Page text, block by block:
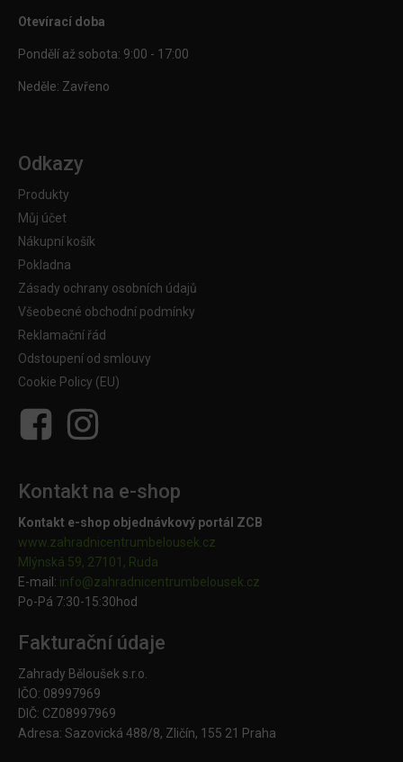
Otevírací doba
Pondělí až sobota: 9:00 - 17:00
Neděle: Zavřeno
Odkazy
Produkty
Můj účet
Nákupní košík
Pokladna
Zásady ochrany osobních údajů
Všeobecné obchodní podmínky
Reklamační řád
Odstoupení od smlouvy
Cookie Policy (EU)
Kontakt na e-shop
Kontakt e-shop objednávkový portál ZCB
www.zahradnicentrumbelousek.cz
Mlýnská 59, 27101, Ruda
E-mail: info@zahradnicentrumbelousek.cz
Po-Pá 7:30-15:30hod
Fakturační údaje
Zahrady Běloušek s.r.o.
IČO: 08997969
DIČ: CZ08997969
Adresa: Sazovická 488/8, Zličín, 155 21 Praha